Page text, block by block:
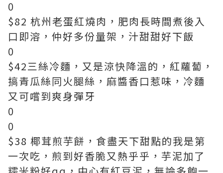
0
$82 杭州老蛋紅燒肉，肥肉長時間煮後入
口即溶，仲好多份量架，汁甜甜好下飯
0
$42三絲冷麵，又是涼快降溫的，紅蘿蔔，
搞青瓜絲同火腿絲，麻醬香口惹味，冷麵
又可嚐到爽身彈牙
0
0
$38 椰茸煎芋餅，食盡天下甜點的我是第
一次吃，煎到好香脆又熱乎乎，芋泥加了